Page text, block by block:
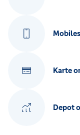
Karte
Depot